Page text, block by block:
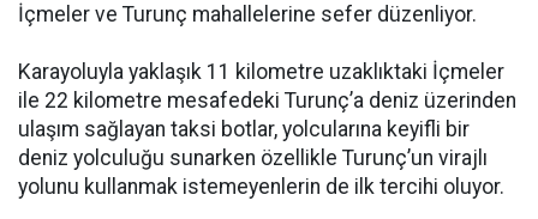
İçmeler ve Turunç mahallelerine sefer düzenliyor.
Karayoluyla yaklaşık 11 kilometre uzaklıktaki İçmeler
ile 22 kilometre mesafedeki Turunç’a deniz üzerinden
ulaşım sağlayan taksi botlar, yolcularına keyifli bir
deniz yolculuğu sunarken özellikle Turunç’un virajlı
yolunu kullanmak istemeyenlerin de ilk tercihi oluyor.